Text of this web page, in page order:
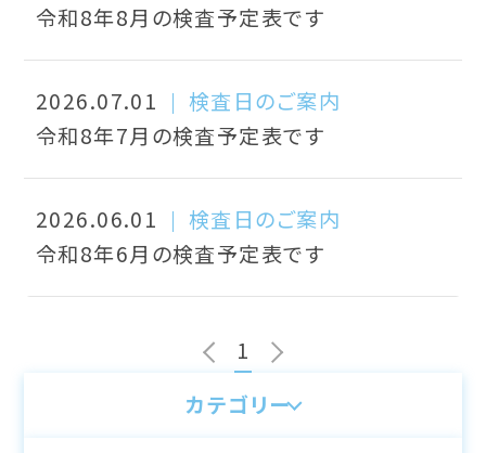
カテゴリー
令和8年8月の検査予定表です
2026.07.01
検査日のご案内
令和8年7月の検査予定表です
2026.06.01
検査日のご案内
令和8年6月の検査予定表です
1